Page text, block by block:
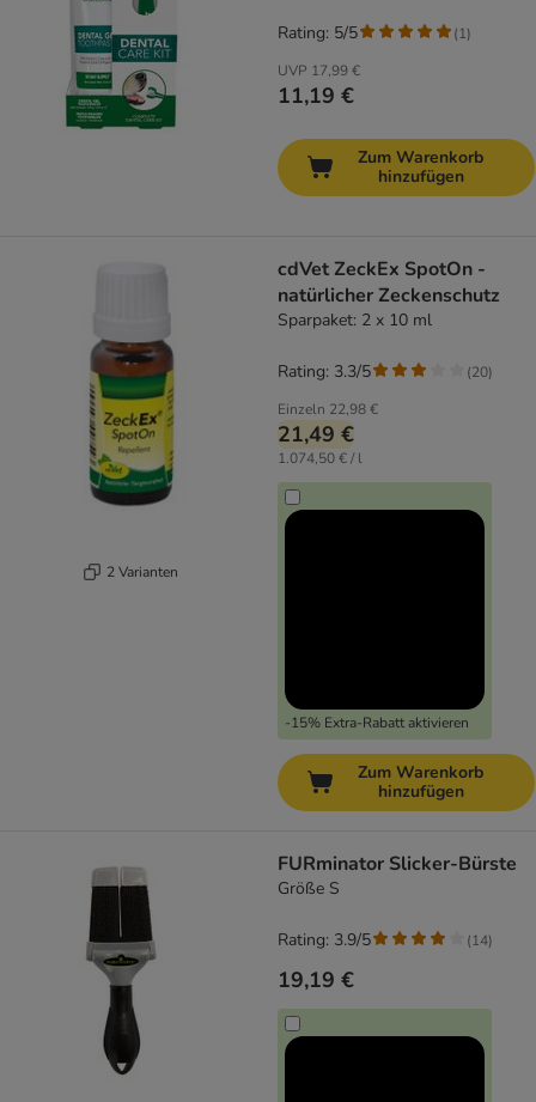
UVP 17,99 €
11,19 €
Rating: 5/5 (1)
Zum Warenkorb
hinzufügen
2 Varianten
cdVet ZeckEx SpotOn -
natürlicher Zeckenschutz
Sparpaket: 2 x 10 ml
Einzeln 22,98 €
21,49 €
1.074,50 € / l
-15% Extra-Rabatt aktivieren
Rating: 3.3/5 (20)
Zum Warenkorb
hinzufügen
FURminator Slicker-Bürste
Größe S
19,19 €
Rating: 3.9/5 (14)